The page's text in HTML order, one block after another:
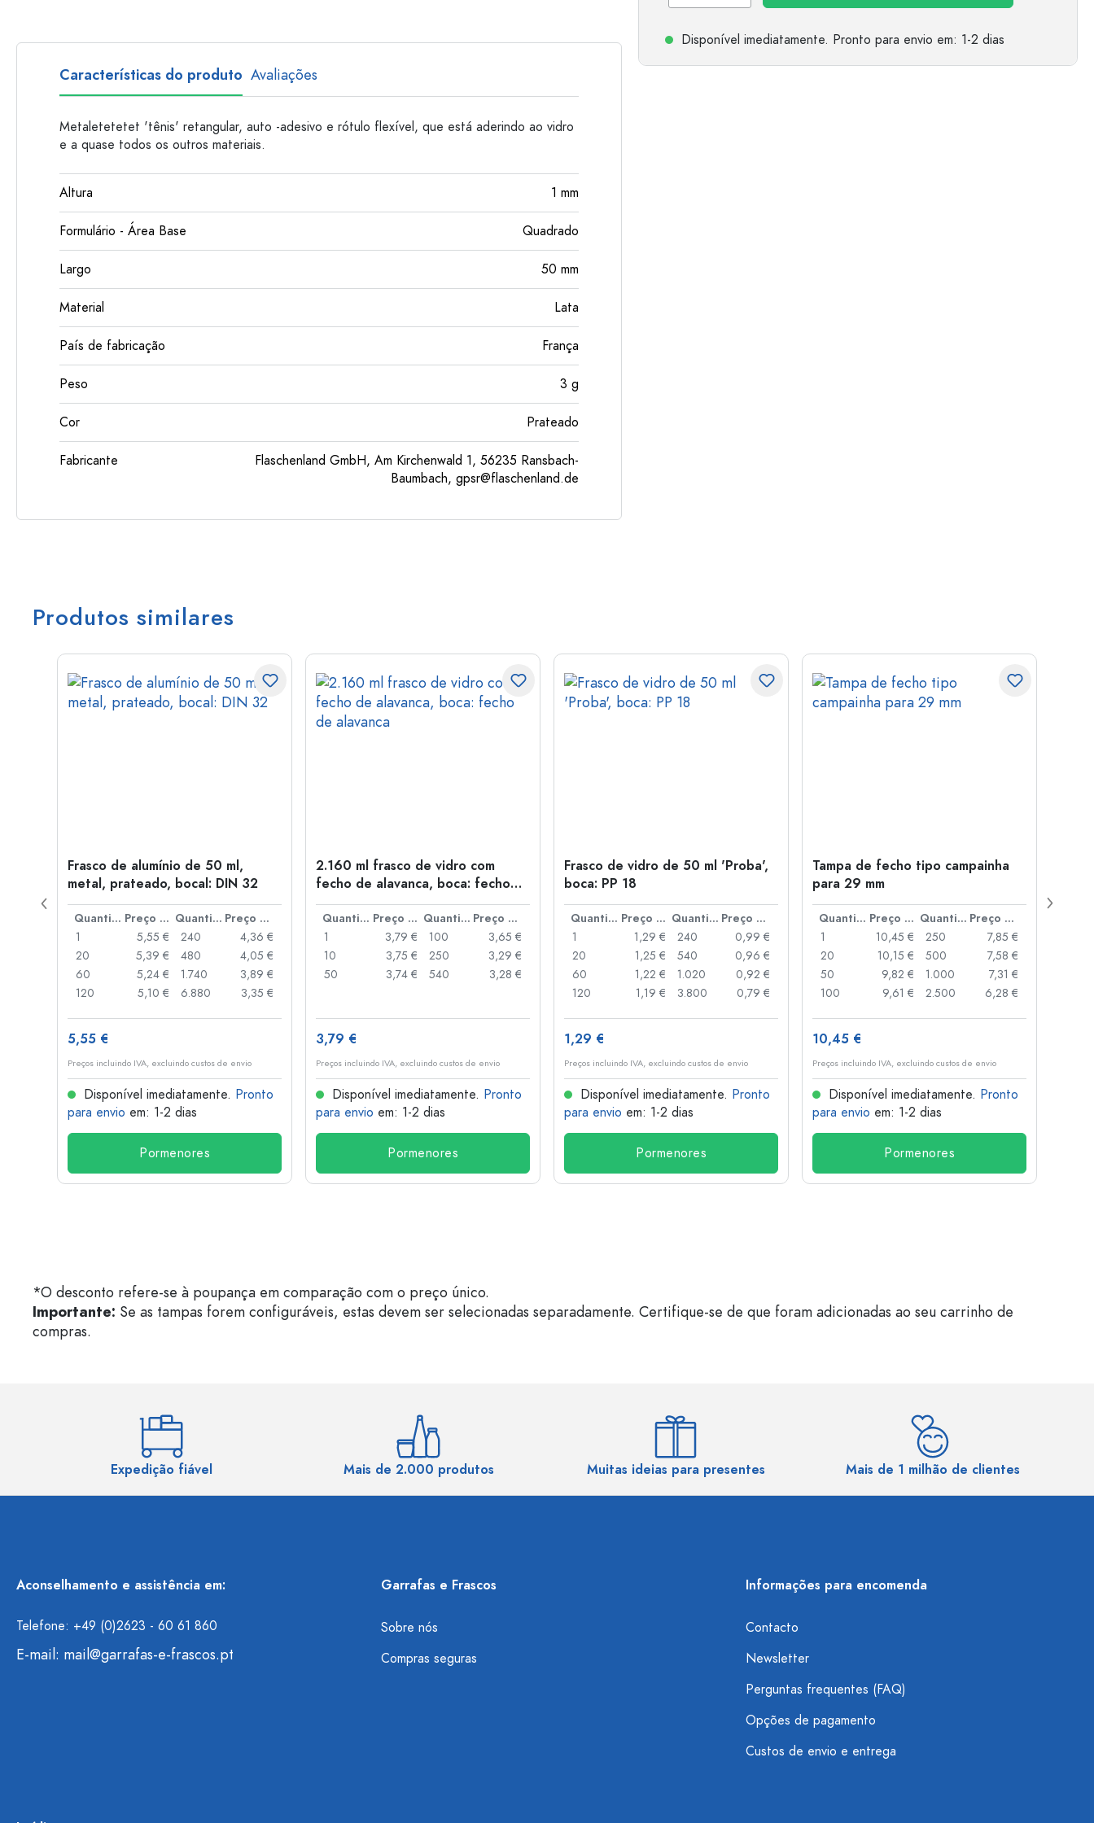
Disponível imediatamente. Pronto para envio em: 1-2 dias
Características do produto Avaliações
Metaletetetet 'tênis' retangular, auto -adesivo e rótulo flexível, que está aderindo ao vidro
e a quase todos os outros materiais.
Altura 1 mm
Formulário - Área Base Quadrado
Largo 50 mm
Material Lata
País de fabricação França
Peso 3 g
Cor Prateado
Fabricante
Flaschenland GmbH, Am Kirchenwald 1, 56235 Ransbach-
Baumbach, gpsr@flaschenland.de
Produtos similares
Frasco de alumínio de 50 ml,
metal, prateado, bocal: DIN 32
Quantidade Preço por peça Quantidade
Preço por peça
1
5,55 €
20
5,39 €
60
5,24 €
120
5,10 €
240
4,36 €
480
4,05 €
1.740
3,89 €
6.880
3,35 €
5,55 €
Preços incluindo IVA, excluindo custos de envio
Disponível imediatamente. Pronto
para envio em: 1-2 dias
Pormenores
2.160 ml frasco de vidro com
fecho de alavanca, boca: fecho
de alavanca
Quantidade Preço por peça Quantidade
Preço por peça
1
3,79 €
10
3,75 €
50
3,74 €
100
3,65 €
250
3,29 €
540
3,28 €
3,79 €
Preços incluindo IVA, excluindo custos de envio
Disponível imediatamente. Pronto
para envio em: 1-2 dias
Pormenores
Frasco de vidro de 50 ml 'Proba',
boca: PP 18
Quantidade Preço por peça Quantidade
Preço por peça
1
1,29 €
20
1,25 €
60
1,22 €
120
1,19 €
240
0,99 €
540
0,96 €
1.020
0,92 €
3.800
0,79 €
1,29 €
Preços incluindo IVA, excluindo custos de envio
Disponível imediatamente. Pronto
para envio em: 1-2 dias
Pormenores
Tampa de fecho tipo campainha
para 29 mm
Quantidade Preço por peça Quantidade
Preço por peça
1
10,45 €
20
10,15 €
50
9,82 €
100
9,61 €
250
7,85 €
500
7,58 €
1.000
7,31 €
2.500
6,28 €
10,45 €
Preços incluindo IVA, excluindo custos de envio
Disponível imediatamente. Pronto
para envio em: 1-2 dias
Pormenores
*O desconto refere-se à poupança em comparação com o preço único.
Importante: Se as tampas forem configuráveis, estas devem ser selecionadas separadamente. Certifique-se de que foram adicionadas ao seu carrinho de
compras.
Expedição fiável Mais de 2.000 produtos Muitas ideias para presentes Mais de 1 milhão de clientes
Aconselhamento e assistência em:
Telefone: +49 (0)2623 - 60 61 860
E-mail: mail@garrafas-e-frascos.pt
Garrafas e Frascos
Sobre nós
Compras seguras
Informações para encomenda
Contacto
Newsletter
Perguntas frequentes (FAQ)
Opções de pagamento
Custos de envio e entrega